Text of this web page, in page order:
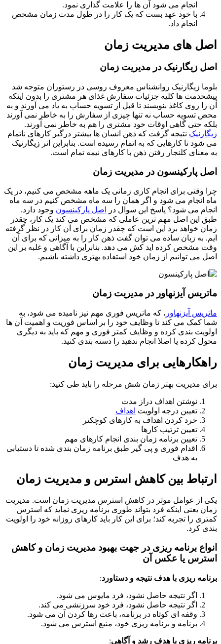
انجام می شود آن ها را علامت گذاری نمود.
با خود عهد بست که یک کار را در طول مدت زمان مشخص
انجام داد.
های مدیریت زمان
زیگارنیک در مدیریت زمان
زیگارنیک روانشناس معروف روسی در رستوران متوجه شد
ها کلیه جزئیات سفارش غذای هر مشتری را بدون اینکه
روی کاغذ بنویسند تا قبل از تسویه حساب به یاد می آورند و به
تسویه حساب نه تنها چیزی از سفارش را به خاطر نمی آورند
حتی گاهی اوقات خود مشتری را هم به خاطر نمی آورند.
نتیجه گرفت که ذهن انسان ها بیشتر درگیر کارهای ناتمام
تا کارهایی که به اتمام رسیده است. بنابراین اثر زیگارنیک
کلنجار رفتن ذهن با کارهای نیمه تمام است.
پارکینسون در مدیریت زمان
وقتی برای انجام کاری زمانی یک ماهه مشخص می کنیم، در یک
انجام می شود و اگر همان را سه ماه مشخص کنیم در سه ماه
می شود؟ پاسخ این سوال دراصل پارکینسونوجود دارد.
این اصل مهم ترین عاملی که مشخص می کند یک کار، چقدر
خواهد برد این است که چقدر زمان برای آن کار در نظر گرفته
به زبان ساده می توان گفت ذهن کار را به میزانی که برای آن
مشخص کرده اید کش می دهد. بنابراین با آگاهی و غلبه بر این
توانیم از زمان خود استفاده بهتری داشته باشیم.
آیزنهاور در مدیریت زمان
آیزنهاور ، که ماتریس فوری مهم نیز نامیده می شود، به
کمک می کند تا وظایف خود را بر اساس فوریت و اهمیت آن ها
بندی کرده و وظایف کمتر فوری و مهم که باید به دیگری
کرده یا اصلا انجام ندهید را دسته بندی کنید.
برای مدیریت زمان
مدیریت بهتر زمان شش مرحله را باید طی کنید:
نوشتن اهداف دراز مدت
تعیین درجه اولویتاهداف
خرد کردن اهداف به کارهای کوچکتر
تعیین ترتیب کارها
تعیین برنامه زمان بندی انجام کارهای مهم
اقدام فوری و پی گیر طبق برنامه زمان بندی شده تا دستیابی
به هدف
بین کاهش استرس و مدیریت زمان
از عوامل موثر در کاهش استرس مدیریت زمان است. مدیریت
یعنی اینکه فرد بتواند طوری برنامه ریزی نماید که استرس
را تجربه کند؛ برای این کار باید کارهای روزانه خود را اولویت
کرد.
برنامه ریزی در جهت بهبود مدیریت زمان و کاهش
یا عکس آن
ریزی با هدف نتیجه و دستاورد:
اگر نتیجه حاصل نشود، فرد مایوس می شود.
اگر نتیجه حاصل نشود، فرد خود سرزنشی می کند.
وقفه ای کوتاه در برنامه، باعث رها کردن آن می شود.
برنامه و برنامه ریزی خود، منبع استرس می شود.
ریزی با هدف رشد و آگاهی: